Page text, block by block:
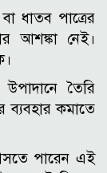
ধাতব পাত্রের
আশঙ্কা নেই।
তৈরি
ব্যবহার কমাতে
পারেন এই